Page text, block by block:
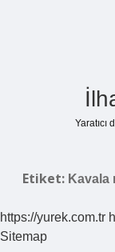
Yaratıcı
Etiket: Kavala
https://yurek.com.tr
Sitemap